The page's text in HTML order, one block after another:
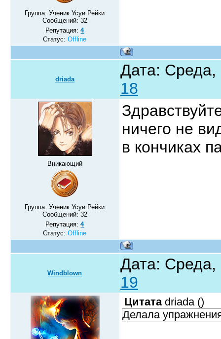
Группа: Ученик Усуи Рейки
Сообщений: 32
Репутация:4
Статус:Offline
driada
Дата:
18
Вникающий
Группа: Ученик Усуи Рейки
Сообщений: 32
Репутация:4
Статус:Offline
ничего не
в кончиках
Windblown
Дата:
19
Цитата driada ()
Делала